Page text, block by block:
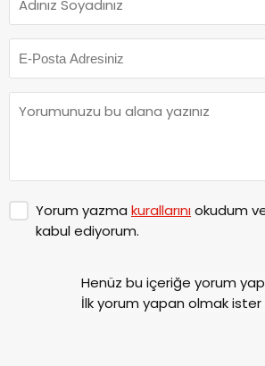
Yorum yazma kurallarınıokudum
kabul ediyorum.
Henüz bu içeriğe yorum
İlk yorum yapan olmak ister